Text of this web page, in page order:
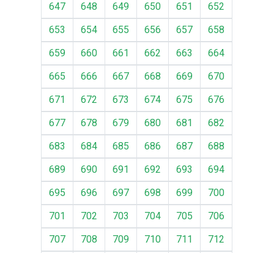
647
648 649 650 651
652
653
654 655 656 657
658
659
660 661 662 663
664
665
666 667 668 669
670
671
672 673 674 675
676
677
678 679 680 681
682
683
684 685 686 687
688
689
690 691 692 693
694
695
696 697 698 699
700
701
702 703 704 705
706
707
708 709 710 711
712